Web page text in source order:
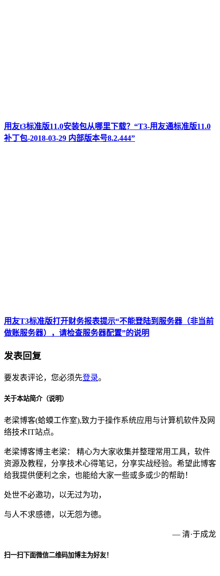
用友t3标准版11.0安装包从哪里下载？“T3-用友通标准版11.0
补丁包-2018-03-29 内部版本号8.2.444”
用友T3标准版打开财务报表提示“不能登陆到服务器（非当前
做账服务器），请检查服务器配置”的说明
发表回复
要发表评论，您必须先登录。
关于本站简介（说明）
老梁博客(蛤蟆工作室),致力于操作系统应用与计算机软件及网
络技术IT站点。
老梁博客博主老梁： 精心为大家收集并整理常用工具，软件
资源及教程，分享技术心得笔记，分享实战经验。希望此博客
给我提供便利之余，也能给大家一些或多或少的帮助！
处世不必邀功，以无过为功，
与人不求感德，以无怨为德。
— 清·于成龙
扫一扫下面微信二维码加博主为好友！